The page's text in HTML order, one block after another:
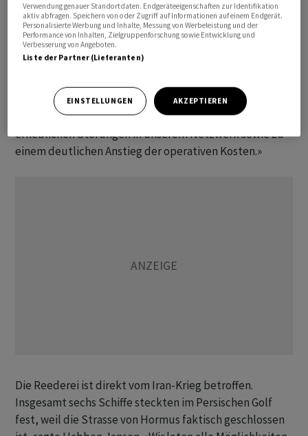
Habben Jansen sieht schwierige Zeiten kommen
Für das laufende Geschäftsjahr sieht Habben Jansen
schwierige Zeiten auf die Reederei zukommen. Schon
zu Beginn des Jahres hätten ungünstige
Wetterbedingungen die Geschäftsentwicklung belastet.
«Ausserdem führt der Konflikt im Nahen Osten nun zu
erheblichen Störungen in unserem Netzwerk sowie zu
einem deutlichen Anstieg der operativen Kosten.»
Die Reederei ist direkt vom Iran-Krieg betroffen.
Insgesamt sechs Schiffe steckten im Persischen Golf
fest, weil die Strasse von Hormus faktisch geschlossen
Verwendung genauer Standortdaten. Endgeräteeigenschaften zur Identifikation
aktiv abfragen. Speichern von oder Zugriff auf Informationen auf einem Endgerät.
Personalisierte Werbung und Inhalte, Messung von Werbeleistung und der
Performance von Inhalten, Zielgruppenforschung sowie Entwicklung und
Verbesserung von Angeboten.
Liste der Partner (Lieferanten)
EINSTELLUNGEN AKZEPTIEREN